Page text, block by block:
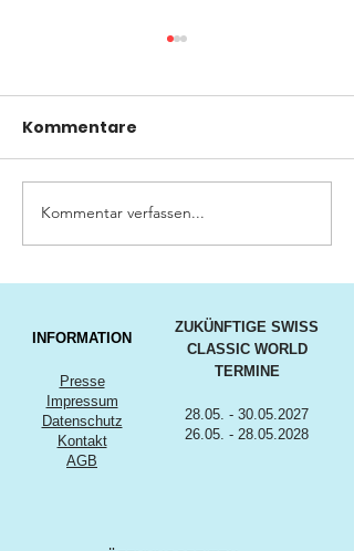
Big Cruising Lake
Zurich 2026
Kommentare
Kommentar verfassen...
INFORMATION
Presse
Impressum
Datenschutz
Kontakt
AGB
ZUKÜNFTIGE SWISS
CLASSIC WORLD
TERMINE
28.05. - 30.05.2027
26.05. - 28.05.2028